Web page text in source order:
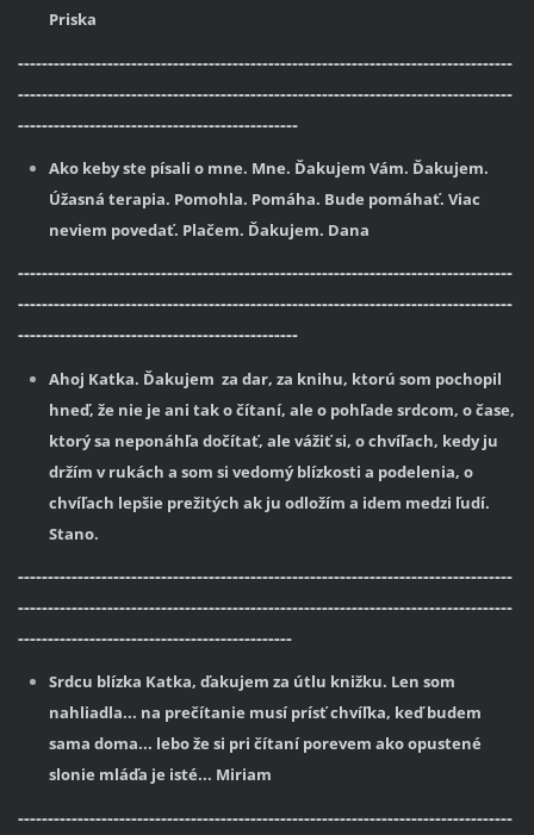
Priska
-----------------------------------------------------------------------------------
-----------------------------------------------------------------------------------
-----------------------------------------------
Ako keby ste písali o mne. Mne. Ďakujem Vám. Ďakujem.
Úžasná terapia. Pomohla. Pomáha. Bude pomáhať. Viac
neviem povedať. Plačem. Ďakujem. Dana
-----------------------------------------------------------------------------------
-----------------------------------------------------------------------------------
-----------------------------------------------
Ahoj Katka. Ďakujem za dar, za knihu, ktorú som pochopil
hneď, že nie je ani tak o čítaní, ale o pohľade srdcom, o čase,
ktorý sa neponáhľa dočítať, ale vážiť si, o chvíľach, kedy ju
držím v rukách a som si vedomý blízkosti a podelenia, o
chvíľach lepšie prežitých ak ju odložím a idem medzi ľudí.
Stano.
-----------------------------------------------------------------------------------
-----------------------------------------------------------------------------------
----------------------------------------------
Srdcu blízka Katka, ďakujem za útlu knižku. Len som
nahliadla... na prečítanie musí prísť chvíľka, keď budem
sama doma... lebo že si pri čítaní porevem ako opustené
slonie mláďa je isté... Miriam
-----------------------------------------------------------------------------------